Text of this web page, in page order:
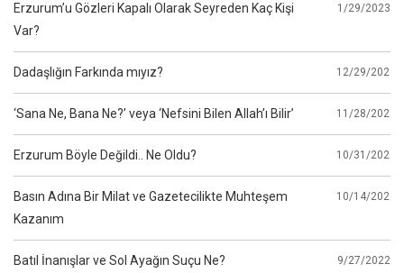
Erzurum’u Gözleri Kapalı Olarak Seyreden Kaç Kişi
Var?
1/29/2023
Dadaşlığın Farkında mıyız? 12/29/2022
‘Sana Ne, Bana Ne?’ veya ‘Nefsini Bilen Allah’ı Bilir’ 11/28/2022
Erzurum Böyle Değildi.. Ne Oldu? 10/31/2022
Basın Adına Bir Milat ve Gazetecilikte Muhteşem
Kazanım
10/14/2022
Batıl İnanışlar ve Sol Ayağın Suçu Ne? 9/27/2022